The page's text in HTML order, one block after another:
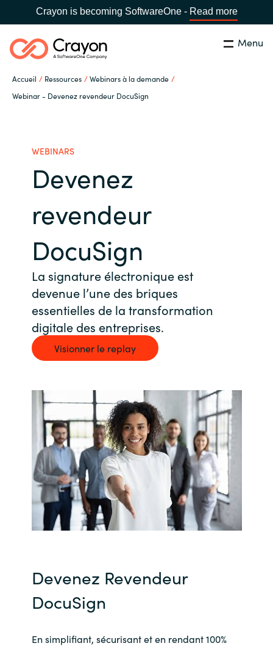
Crayon is becoming SoftwareOne - Read more
Menu
Accueil Ressources
Webinars à la demande
Webinar - Devenez revendeur DocuSign
Australia
Austria
Bulgaria
Czechia
Denmark
Finland
France
Germany
Hungary
Rechercher Fermer
Notre expertise
Ressources
A propos de Crayon
Secteur Public
Nous contacter
Carrières
WEBINARS
Devenez
revendeur
DocuSign
La signature électronique est
devenue l’une des briques
essentielles de la transformation
digitale des entreprises.
Visionner le replay
Devenez Revendeur
DocuSign
En simplifiant, sécurisant et en rendant 100%